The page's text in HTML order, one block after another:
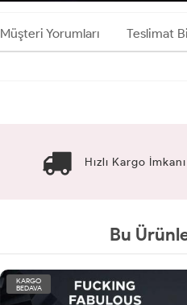
Müşteri Yorumları Teslimat
Hızlı Kargo İmkanı
Bu
KARGO
BEDAVA